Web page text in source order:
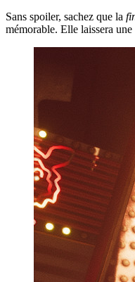
Sans spoiler, sachez que la
mémorable. Elle laissera